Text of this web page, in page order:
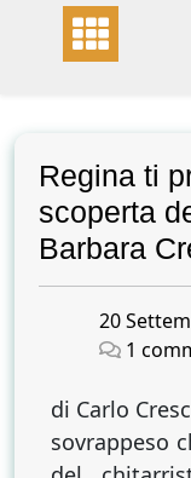
Regina ti
scoperta
Barbara
Posted
on
20
1
di Carlo
sovrappeso